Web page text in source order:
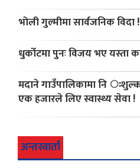
भोली गुल्मीमा सार्वजनिक विदा !
धुर्कोटमा पुनः विजय भए यस्ता
मदाने गाउँपालिकामा नि ःशुल्क
एक हजारले लिए स्वास्थ्य सेवा !
अन्तरवार्ता